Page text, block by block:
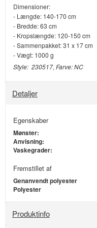
Dimensioner:
- Længde: 140-170 cm
- Bredde: 63 cm
- Kropslængde: 120-150 cm
- Sammenpakket: 31 x 17 cm
- Vægt: 1000 g
Style: 230517, Farve: NC
Detaljer
Egenskaber
Mønster:
Anvisning:
Vaskegrader:
Fremstillet af
Genanvendt polyester
Polyester
Produktinfo